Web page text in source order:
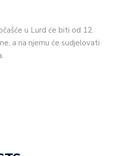
u Lurd će biti od 12.
a na njemu će sudjelovati